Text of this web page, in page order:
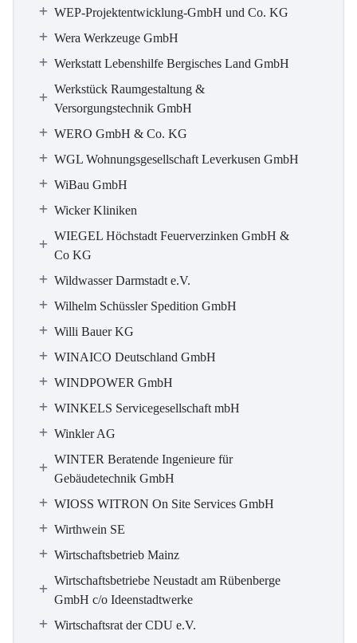
WEP-Projektentwicklung-GmbH und Co. KG
Wera Werkzeuge GmbH
Werkstatt Lebenshilfe Bergisches Land GmbH
Werkstück Raumgestaltung &
Versorgungstechnik GmbH
WERO GmbH & Co. KG
WGL Wohnungsgesellschaft Leverkusen GmbH
WiBau GmbH
Wicker Kliniken
WIEGEL Höchstadt Feuerverzinken GmbH &
Co KG
Wildwasser Darmstadt e.V.
Wilhelm Schüssler Spedition GmbH
Willi Bauer KG
WINAICO Deutschland GmbH
WINDPOWER GmbH
WINKELS Servicegesellschaft mbH
Winkler AG
WINTER Beratende Ingenieure für
Gebäudetechnik GmbH
WIOSS WITRON On Site Services GmbH
Wirthwein SE
Wirtschaftsbetrieb Mainz
Wirtschaftsbetriebe Neustadt am Rübenberge
GmbH c/o Ideenstadtwerke
Wirtschaftsrat der CDU e.V.